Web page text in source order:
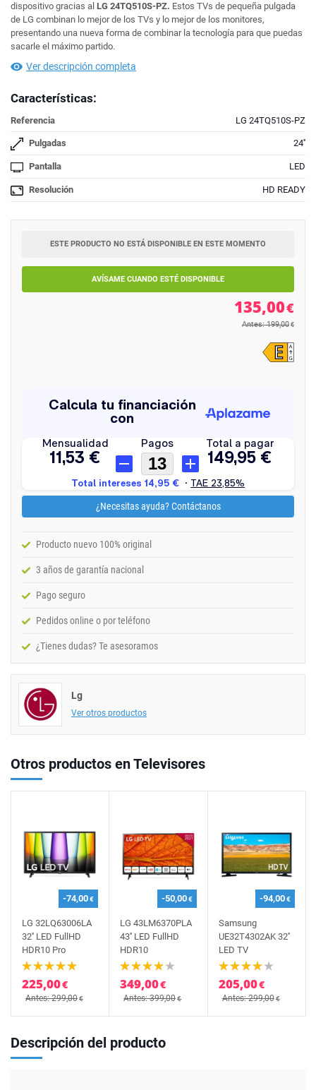
dispositivo gracias al LG 24TQ510S-PZ. Estos TVs de pequeña pulgada
de LG combinan lo mejor de los TVs y lo mejor de los monitores,
presentando una nueva forma de combinar la tecnología para que puedas
sacarle el máximo partido.
Ver descripción completa
Características:
Referencia LG 24TQ510S-PZ
Pulgadas 24''
Pantalla LED
Resolución HD READY
ESTE PRODUCTO NO ESTÁ DISPONIBLE EN ESTE MOMENTO
AVÍSAME CUANDO ESTÉ DISPONIBLE
135,00€
Antes: 199,00 €
¿Necesitas ayuda? Contáctanos
Producto nuevo 100% original
3 años de garantía nacional
Pago seguro
Pedidos online o por teléfono
¿Tienes dudas? Te asesoramos
Lg
Ver otros productos
Otros productos en Televisores
-74,00€
LG 32LQ63006LA
32'' LED FullHD
HDR10 Pro
225,00€
Antes: 299,00€
-50,00€
LG 43LM6370PLA
43'' LED FullHD
HDR10
349,00€
Antes: 399,00€
-94,00€
Samsung
UE32T4302AK 32''
LED TV
205,00€
Antes: 299,00€
Descripción del producto